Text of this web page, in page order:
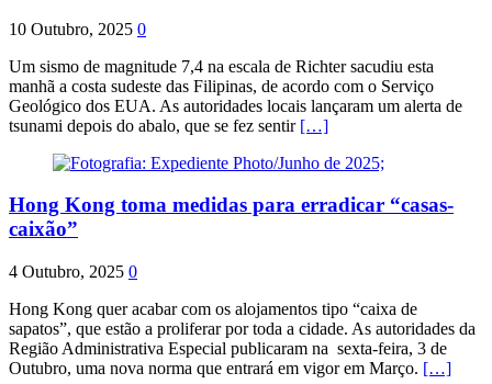
10 Outubro, 2025 0
Um sismo de magnitude 7,4 na escala de Richter sacudiu esta
manhã a costa sudeste das Filipinas, de acordo com o Serviço
Geológico dos EUA. As autoridades locais lançaram um alerta de
tsunami depois do abalo, que se fez sentir […]
Hong Kong toma medidas para erradicar “casas-
caixão”
4 Outubro, 2025 0
Hong Kong quer acabar com os alojamentos tipo “caixa de
sapatos”, que estão a proliferar por toda a cidade. As autoridades da
Região Administrativa Especial publicaram na sexta-feira, 3 de
Outubro, uma nova norma que entrará em vigor em Março. […]